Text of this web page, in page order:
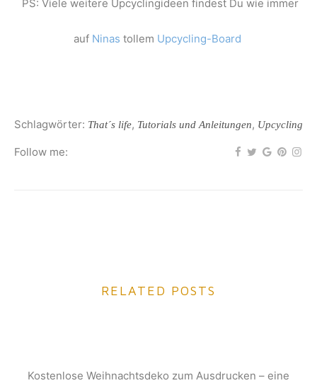
PS: Viele weitere Upcyclingideen findest Du wie immer
auf Ninas tollem Upcycling-Board
Schlagwörter: That´s life, Tutorials und Anleitungen, Upcycling
Follow me:
RELATED POSTS
Kostenlose Weihnachtsdeko zum Ausdrucken – eine